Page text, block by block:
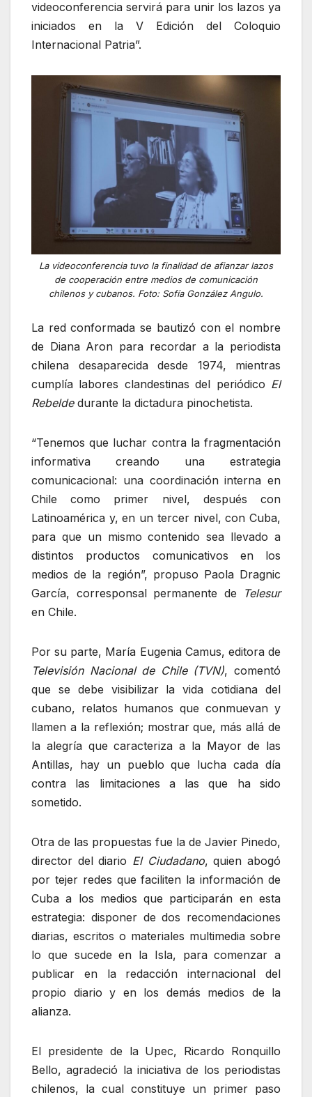
videoconferencia servirá para unir los lazos ya
iniciados en la V Edición del Coloquio
Internacional Patria”.
La videoconferencia tuvo la finalidad de afianzar lazos
de cooperación entre medios de comunicación
chilenos y cubanos. Foto: Sofía González Angulo.
La red conformada se bautizó con el nombre
de Diana Aron para recordar a la periodista
chilena desaparecida desde 1974, mientras
cumplía labores clandestinas del periódico El
Rebelde durante la dictadura pinochetista.
“Tenemos que luchar contra la fragmentación
informativa creando una estrategia
comunicacional: una coordinación interna en
Chile como primer nivel, después con
Latinoamérica y, en un tercer nivel, con Cuba,
para que un mismo contenido sea llevado a
distintos productos comunicativos en los
medios de la región”, propuso Paola Dragnic
García, corresponsal permanente de
Telesur
en Chile.
Por su parte, María Eugenia Camus, editora de
Televisión Nacional de Chile (TVN), comentó
que se debe visibilizar la vida cotidiana del
cubano, relatos humanos que conmuevan y
llamen a la reflexión; mostrar que, más allá de
la alegría que caracteriza a la Mayor de las
Antillas, hay un pueblo que lucha cada día
contra las limitaciones a las que ha sido
sometido.
Otra de las propuestas fue la de Javier Pinedo,
director del diario El Ciudadano, quien abogó
por tejer redes que faciliten la información de
Cuba a los medios que participarán en esta
estrategia: disponer de dos recomendaciones
diarias, escritos o materiales multimedia sobre
lo que sucede en la Isla, para comenzar a
publicar en la redacción internacional del
propio diario y en los demás medios de la
alianza.
El presidente de la Upec, Ricardo Ronquillo
Bello, agradeció la iniciativa de los periodistas
chilenos, la cual constituye un primer paso